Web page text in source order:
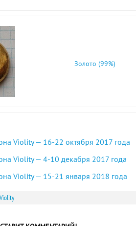
Золото (99%)
Violity — 16-22 октября 2017 года
Violity — 4-10 декабря 2017 года
Violity — 15-21 января 2018 года
Violity